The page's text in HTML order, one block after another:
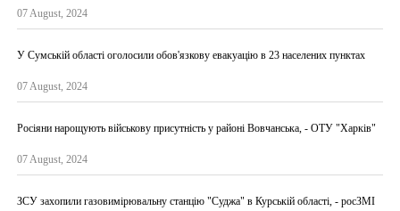
07 August, 2024
У Сумській області оголосили обов'язкову евакуацію в 23 населених пунктах
07 August, 2024
Росіяни нарощують військову присутність у районі Вовчанська, - ОТУ "Харків"
07 August, 2024
ЗСУ захопили газовимірювальну станцію "Суджа" в Курській області, - росЗМІ